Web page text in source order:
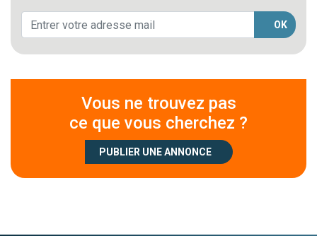
OK
Vous ne trouvez pas
ce que vous cherchez ?
PUBLIER UNE ANNONCE